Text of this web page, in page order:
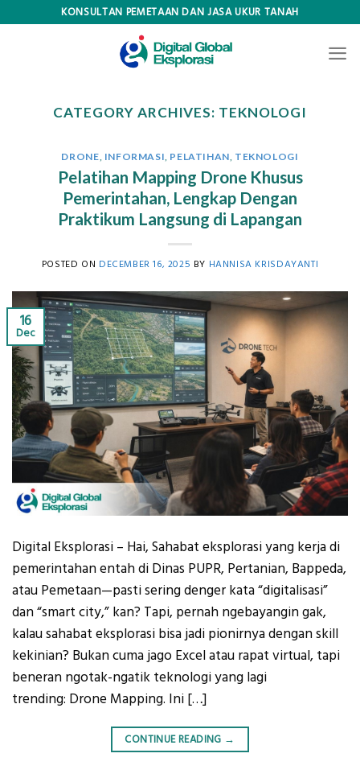
KONSULTAN PEMETAAN DAN JASA UKUR TANAH
CATEGORY ARCHIVES: TEKNOLOGI
DRONE INFORMASI PELATIHAN TEKNOLOGI
Pelatihan Mapping Drone Khusus
Pemerintahan, Lengkap Dengan
Praktikum Langsung di Lapangan
POSTED ON DECEMBER 16, 2025 BY HANNISA KRISDAYANTI
16
Dec
Digital Eksplorasi – Hai, Sahabat eksplorasi yang kerja di
pemerintahan entah di Dinas PUPR, Pertanian, Bappeda,
atau Pemetaan—pasti sering denger kata “digitalisasi”
dan “smart city,” kan? Tapi, pernah ngebayangin gak,
kalau sahabat eksplorasi bisa jadi pionirnya dengan skill
kekinian? Bukan cuma jago Excel atau rapat virtual, tapi
beneran ngotak-ngatik teknologi yang lagi
trending: Drone Mapping. Ini […]
CONTINUE READING →